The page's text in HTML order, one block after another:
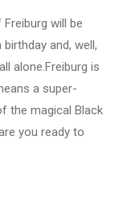
will be
and, well,
alone.Freiburg is
a super-
the magical Black
you ready to